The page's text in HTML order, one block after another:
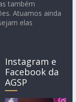
também
Atuamos ainda
elas
Instagram e
Facebook da
AGSP